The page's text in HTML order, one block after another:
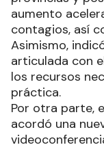
aumento
contagios, así
Asimismo,
articulada con
los recursos
práctica.
Por otra parte,
acordó una